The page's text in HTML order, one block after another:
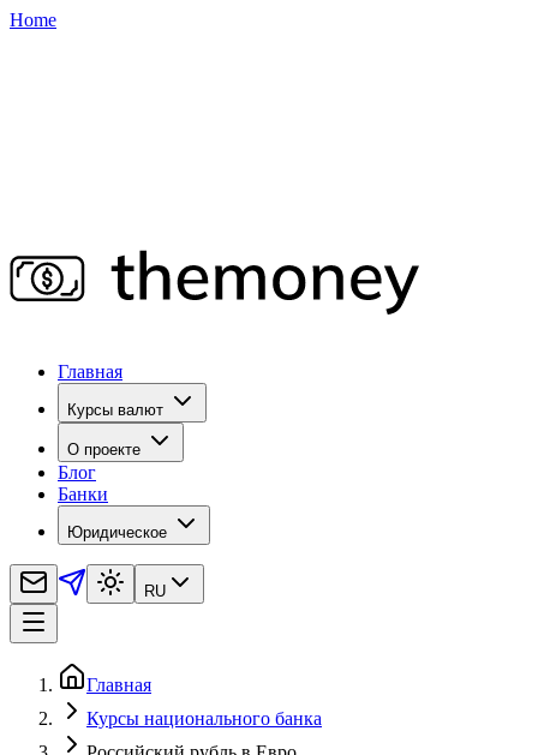
Home
Главная
Курсы валют
О проекте
Блог
Банки
Юридическое
RU
Главная
Курсы национального банка